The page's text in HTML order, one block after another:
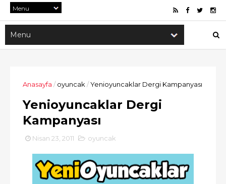
Anasayfa / oyuncak /Yenioyuncaklar Dergi Kampanyası
Yenioyuncaklar Dergi
Kampanyası
Nisan 23, 2011 oyuncak